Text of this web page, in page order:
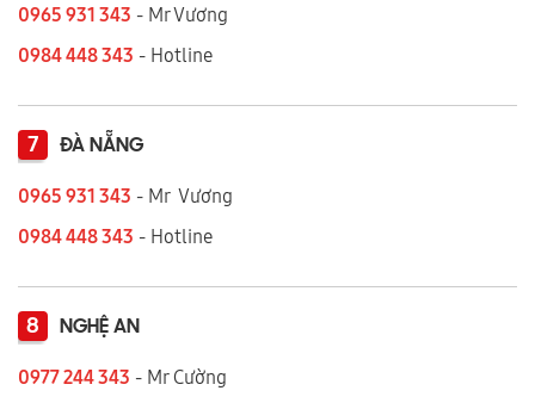
0965 931 343 - Mr Vương
0984 448 343 - Hotline
7 ĐÀ NẴNG
0965 931 343 - Mr Vương
0984 448 343 - Hotline
8 NGHỆ AN
0977 244 343 - Mr Cường